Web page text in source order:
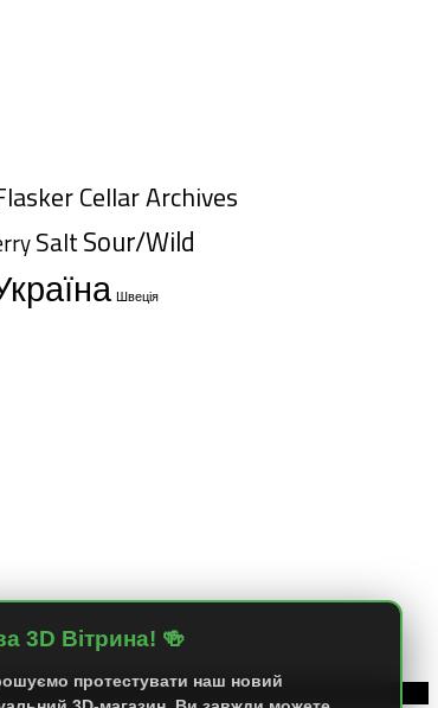
Cellar Archives
SaltSour/Wild
Швеція
3D Вітрина! 🍻
протестувати наш новий